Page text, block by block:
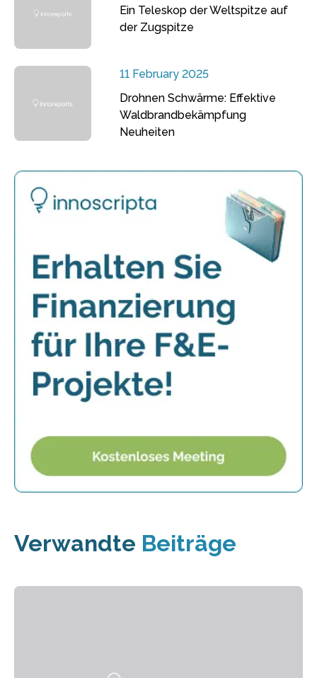
Ein Teleskop der Weltspitze auf
der Zugspitze
11 February 2025
Drohnen Schwärme: Effektive
Waldbrandbekämpfung
Neuheiten
Verwandte Beiträge